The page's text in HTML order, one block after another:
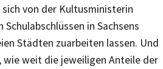
von der Kultusministerin
in Sachsens
Städten zuarbeiten lassen. Und
wie weit die jeweiligen Anteile der